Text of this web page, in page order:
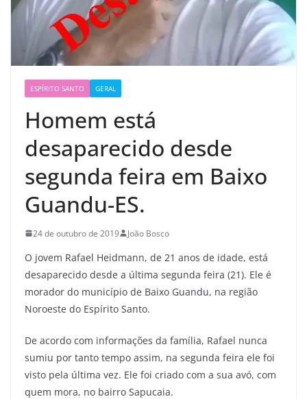
ESPÍRITO SANTO GERAL
Homem está
desaparecido desde
segunda feira em Baixo
Guandu-ES.
24 de outubro de 2019 João Bosco
O jovem Rafael Heidmann, de 21 anos de idade, está
desaparecido desde a última segunda feira (21). Ele é
morador do município de Baixo Guandu, na região
Noroeste do Espírito Santo.
De acordo com informações da família, Rafael nunca
sumiu por tanto tempo assim, na segunda feira ele foi
visto pela última vez. Ele foi criado com a sua avó, com
quem mora, no bairro Sapucaia.